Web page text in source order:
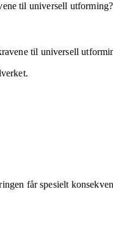
til universell utforming?
til universell
får spesielt